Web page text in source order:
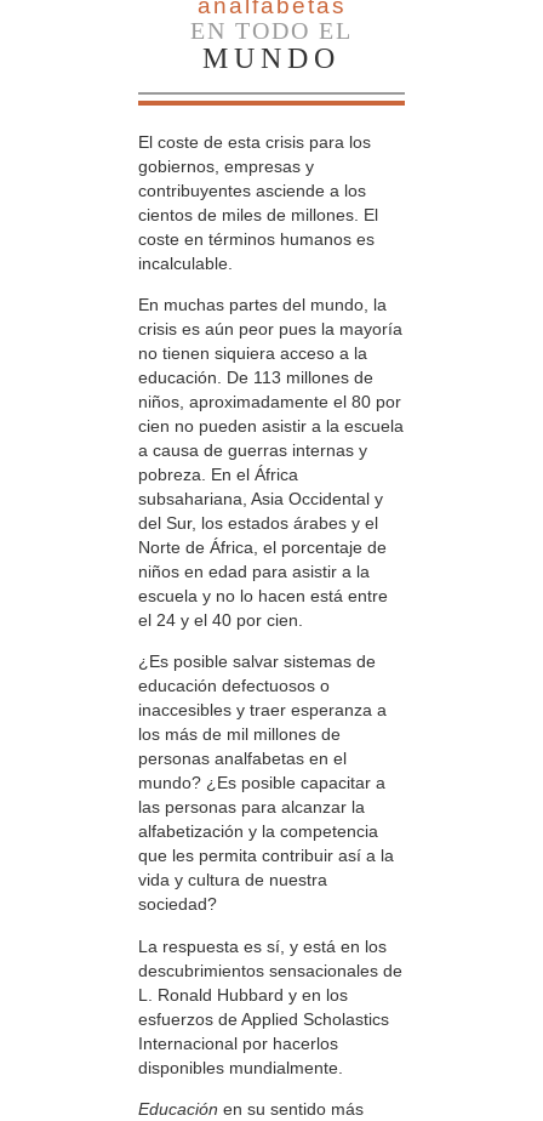
EN TODO EL
MUNDO
El coste de esta crisis para los
gobiernos, empresas y
contribuyentes asciende a los
cientos de miles de millones. El
coste en términos humanos es
incalculable.
En muchas partes del mundo, la
crisis es aún peor pues la mayoría
no tienen siquiera acceso a la
educación. De 113 millones de
niños, aproximadamente el 80 por
cien no pueden asistir a la escuela
a causa de guerras internas y
pobreza. En el África
subsahariana, Asia Occidental y
del Sur, los estados árabes y el
Norte de África, el porcentaje de
niños en edad para asistir a la
escuela y no lo hacen está entre
el 24 y el 40 por cien.
¿Es posible salvar sistemas de
educación defectuosos o
inaccesibles y traer esperanza a
los más de mil millones de
personas analfabetas en el
mundo? ¿Es posible capacitar a
las personas para alcanzar la
alfabetización y la competencia
que les permita contribuir así a la
vida y cultura de nuestra
sociedad?
La respuesta es sí, y está en los
descubrimientos sensacionales de
L. Ronald Hubbard y en los
esfuerzos de Applied Scholastics
Internacional por hacerlos
disponibles mundialmente.
Educación en su sentido más